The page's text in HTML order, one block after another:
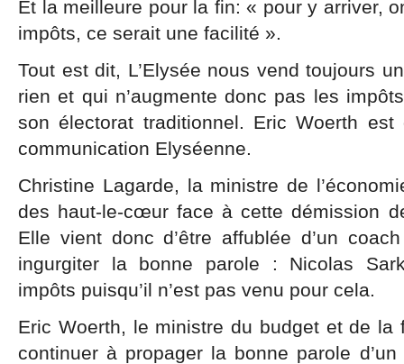
Et la meilleure pour la fin: « pour y arriver,
impôts, ce serait une facilité ».
Tout est dit, L’Elysée nous vend toujours
rien et qui n’augmente donc pas les
son électorat traditionnel. Eric Woerth
communication Elyséenne.
Christine Lagarde, la ministre de
des haut-le-cœur face à cette démission
Elle vient donc d’être affublée d’un
ingurgiter la bonne parole : Nicolas
impôts puisqu’il n’est pas venu pour cela.
Eric Woerth, le ministre du budget et de la
continuer à propager la bonne parole